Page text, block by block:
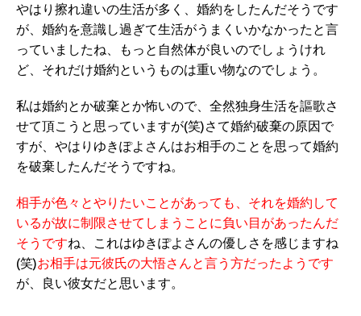
やはり擦れ違いの生活が多く、婚約をしたんだそうです
が、婚約を意識し過ぎて生活がうまくいかなかったと言
っていましたね、もっと自然体が良いのでしょうけれ
ど、それだけ婚約というものは重い物なのでしょう。
私は婚約とか破棄とか怖いので、全然独身生活を謳歌さ
せて頂こうと思っていますが(笑)さて婚約破棄の原因で
すが、やはりゆきぽよさんはお相手のことを思って婚約
を破棄したんだそうですね。
相手が色々とやりたいことがあっても、それを婚約して
いるが故に制限させてしまうことに負い目があったんだ
そうですね、これはゆきぽよさんの優しさを感じますね
(笑)お相手は元彼氏の大悟さんと言う方だったようです
が、良い彼女だと思います。